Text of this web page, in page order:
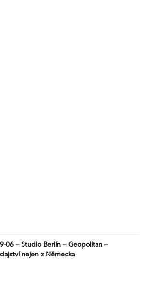
06 – Studio Berlín – Geopolitan –
nejen z Německa